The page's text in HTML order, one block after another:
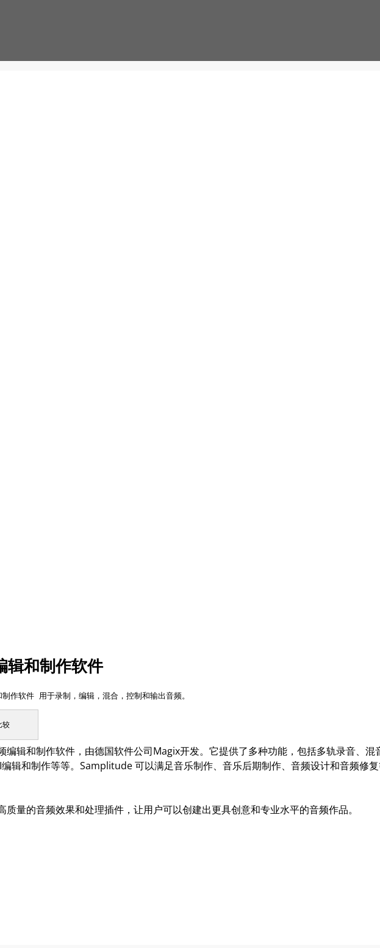
和制作软件
作软件 用于录制，编辑，混合，控制和输出音频。
较
辑和制作软件，由德国软件公司Magix开发。它提供了多种功能，包括多轨录音、混
辑和制作等等。Samplitude 可以满足音乐制作、音乐后期制作、音频设计和音频修
量的音频效果和处理插件，让用户可以创建出更具创意和专业水平的音频作品。